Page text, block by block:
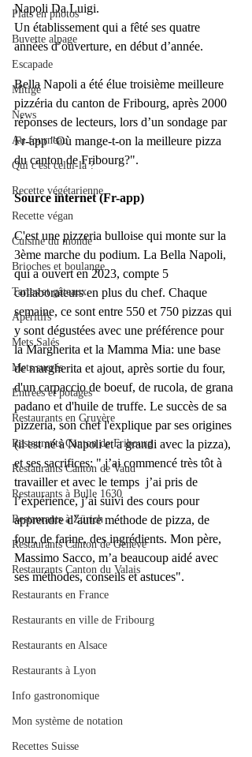
Plats en photos
Buvette alpage
Escapade
Mitigé
News
Au fourneau
Qui c'est celui-là ?
Recette végétarienne
Recette végan
Cuisine du monde
Brioches et boulange
Tartes et gâteaux
Apéritifs
Mets Salés
Mets sucrés
Entrées et potages
Restaurants en Gruyère
Restaurants Canton de Fribourg
Restaurants Canton de Vaud
Restaurants à Bulle 1630
Restaurants à Zürich
Restaurants Canton de Genève
Restaurants Canton du Valais
Restaurants en France
Restaurants en ville de Fribourg
Restaurants en Alsace
Restaurants à Lyon
Info gastronomique
Mon système de notation
Recettes Suisse
Napoli Da Luigi.
Un établissement qui a fêté ses quatre
années d’ouverture, en début d’année.
Bella Napoli a été élue troisième meilleure
pizzéria du canton de Fribourg, après 2000
réponses de lecteurs, lors d’un sondage par
Fr-app "Où mange-t-on la meilleure pizza
du canton de Fribourg?".
Source internet (Fr-app)
C'est une pizzeria bulloise qui monte sur la
3ème marche du podium. La Bella Napoli,
qui a ouvert en 2023, compte 5
collaborateurs en plus du chef. Chaque
semaine, ce sont entre 550 et 750 pizzas qui
y sont dégustées avec une préférence pour
la Margherita et la Mamma Mia: une base
de margherita et ajout, après sortie du four,
d'un carpaccio de boeuf, de rucola, de grana
padano et d'huile de truffe. Le succès de sa
pizzeria, son chef l'explique par ses origines
(il est né à Napoli et a grandi avec la pizza),
et ses sacrifices: " j’ai commencé très tôt à
travailler et avec le temps  j’ai pris de
l’expérience, j’ai suivi des cours pour
apprendre d’autre méthode de pizza, de
four, de farine, des ingrédients. Mon père,
Massimo Sacco, m’a beaucoup aidé avec
ses méthodes, conseils et astuces".